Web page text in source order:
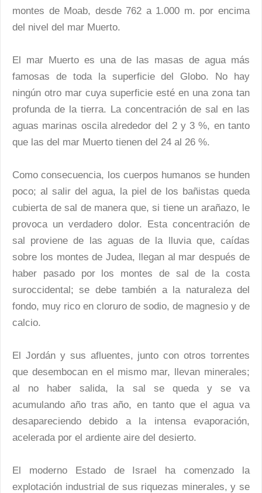
montes de Moab, desde 762 a 1.000 m. por encima
del nivel del mar Muerto.
El mar Muerto es una de las masas de agua más
famosas de toda la superficie del Globo. No hay
ningún otro mar cuya superficie esté en una zona tan
profunda de la tierra. La concentración de sal en las
aguas marinas oscila alrededor del 2 y 3 %, en tanto
que las del mar Muerto tienen del 24 al 26 %.
Como consecuencia, los cuerpos humanos se hunden
poco; al salir del agua, la piel de los bañistas queda
cubierta de sal de manera que, si tiene un arañazo, le
provoca un verdadero dolor. Esta concentración de
sal proviene de las aguas de la lluvia que, caídas
sobre los montes de Judea, llegan al mar después de
haber pasado por los montes de sal de la costa
suroccidental; se debe también a la naturaleza del
fondo, muy rico en cloruro de sodio, de magnesio y de
calcio.
El Jordán y sus afluentes, junto con otros torrentes
que desembocan en el mismo mar, llevan minerales;
al no haber salida, la sal se queda y se va
acumulando año tras año, en tanto que el agua va
desapareciendo debido a la intensa evaporación,
acelerada por el ardiente aire del desierto.
El moderno Estado de Israel ha comenzado la
explotación industrial de sus riquezas minerales, y se